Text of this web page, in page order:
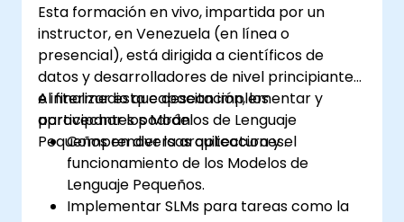
Esta formación en vivo, impartida por un
instructor, en Venezuela (en línea o
presencial), está dirigida a científicos de
datos y desarrolladores de nivel principiante
e intermedio que desean implementar y
aprovechar los Modelos de Lenguaje
Pequeños en diversas aplicaciones.
Al finalizar esta capacitación, los
participantes podrán:
Comprender la arquitectura y el
funcionamiento de los Modelos de
Lenguaje Pequeños.
Implementar SLMs para tareas como la